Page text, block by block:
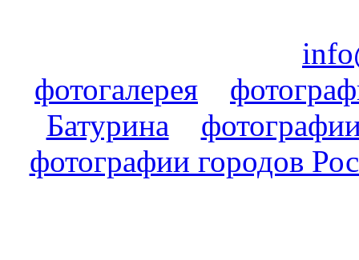
фотогалерея
Батурина
фотографии городов